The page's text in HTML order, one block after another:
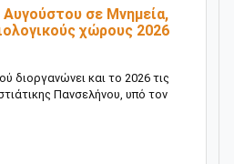
σε Μνημεία,
χώρους 2026
διοργανώνει και το 2026 τις
Πανσελήνου, υπό τον